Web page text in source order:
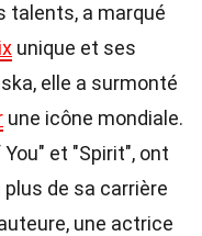
talents, a marqué
unique et ses
elle a surmonté
une icône mondiale.
et "Spirit", ont
de sa carrière
une actrice